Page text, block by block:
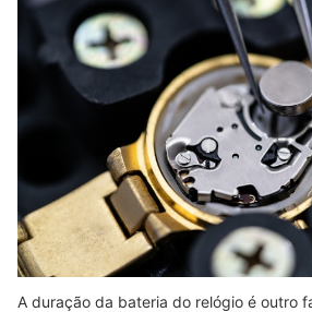
A duração da bateria do relógio é outro